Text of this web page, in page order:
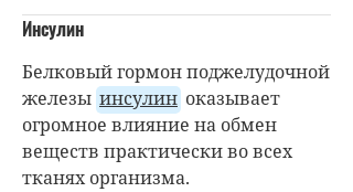
Инсулин
Белковый гормон поджелудочной
железы инсулин оказывает
огромное влияние на обмен
веществ практически во всех
тканях организма.